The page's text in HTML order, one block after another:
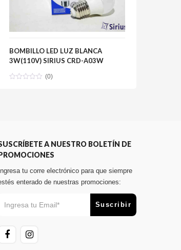
BOMBILLO LED LUZ BLANCA
3W(110V) SIRIUS CRD-A03W
(0)
A NUESTRO BOLETÍN DE
tu corre electrónico para que siempre
enterado de nuestras promociones: